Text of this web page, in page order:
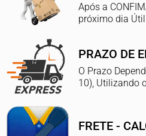
Após a
próximo dia
PRAZO DE
O Prazo
10), Utilizando
FRETE -